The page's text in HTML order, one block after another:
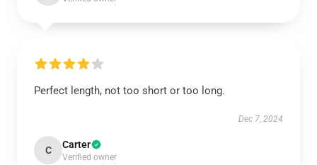
Perfect length, not too short or too long.
Dec 7, 2024
C Carter
Verified owner